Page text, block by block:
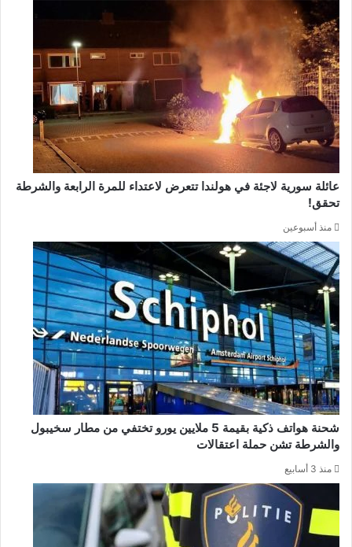
عائلة سورية لاجئة في هولندا تتعرض لاعتداء للمرة الرابعة والشرطة
تحقق!
منذ أسبوعين
شحنة هواتف ذكية بقيمة 5 ملايين يورو تختفي من مطار سخيبول
والشرطة تشن حملة اعتقالات
منذ 3 أسابيع